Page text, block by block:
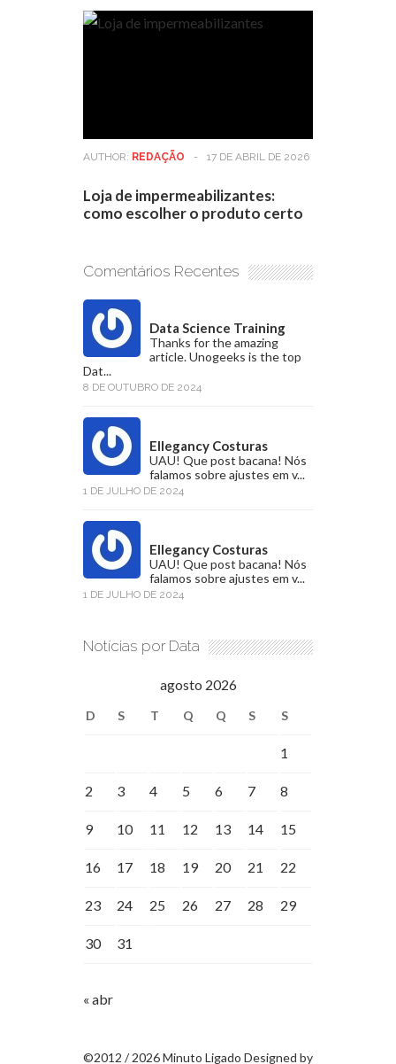
AUTHOR: REDAÇÃO - 17 DE ABRIL DE 2026
Loja de impermeabilizantes:
como escolher o produto certo
Comentários Recentes
Data Science Training
Thanks for the amazing
article. Unogeeks is the top
Dat...
8 DE OUTUBRO DE 2024
Ellegancy Costuras
UAU! Que post bacana! Nós
falamos sobre ajustes em v...
1 DE JULHO DE 2024
Ellegancy Costuras
UAU! Que post bacana! Nós
falamos sobre ajustes em v...
1 DE JULHO DE 2024
Notícias por Data
agosto 2026
D S T Q Q S S
1
2 3 4 5 6 7 8
9 10 11 12 13 14 15
16 17 18 19 20 21 22
23 24 25 26 27 28 29
30 31
« abr
©2012 / 2026 Minuto Ligado Designed by